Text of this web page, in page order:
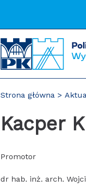
Strona główna
Kacper
Promotor
dr hab. inż. arch.